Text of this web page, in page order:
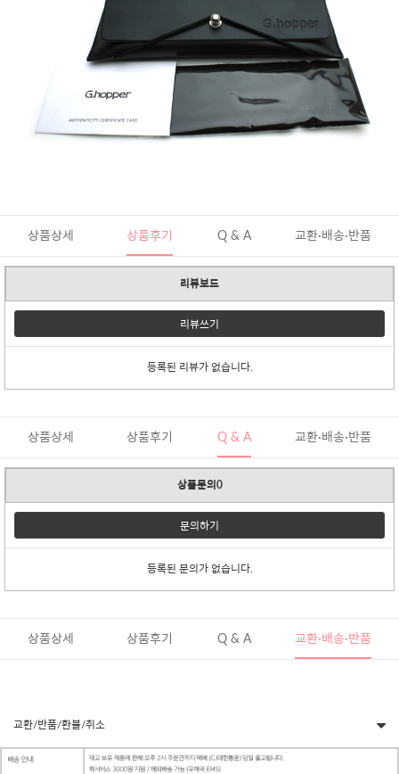
상품상세 상품후기 Q & A 교환·배송·반품
리뷰보드
리뷰쓰기
등록된 리뷰가 없습니다.
상품상세 상품후기 Q & A 교환·배송·반품
상품문의0
문의하기
등록된 문의가 없습니다.
상품상세 상품후기 Q & A 교환·배송·반품
교환/반품/환불/취소